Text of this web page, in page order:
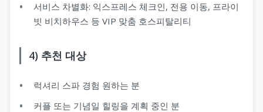
서비스 차별화: 익스프레스 체크인, 전용 이동, 프라이
빗 비치하우스 등 VIP 맞춤 호스피탈리티
4) 추천 대상
럭셔리 스파 경험 원하는 분
커플 또는 기념일 힐링을 계획 중인 분